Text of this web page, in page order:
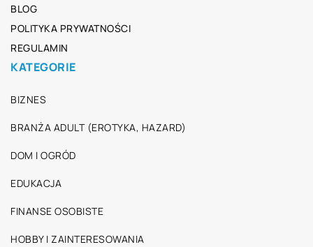
BLOG
POLITYKA PRYWATNOŚCI
REGULAMIN
KATEGORIE
BIZNES
BRANŻA ADULT (EROTYKA, HAZARD)
DOM I OGRÓD
EDUKACJA
FINANSE OSOBISTE
HOBBY I ZAINTERESOWANIA